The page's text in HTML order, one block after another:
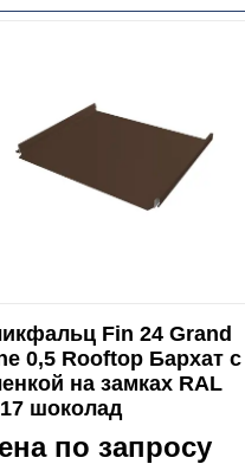
Fin 24 Grand
0,5 Rooftop Бархат с
на замках RAL
шоколад
по запросу